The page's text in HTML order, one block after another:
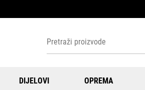
DIJELOVI OPREMA